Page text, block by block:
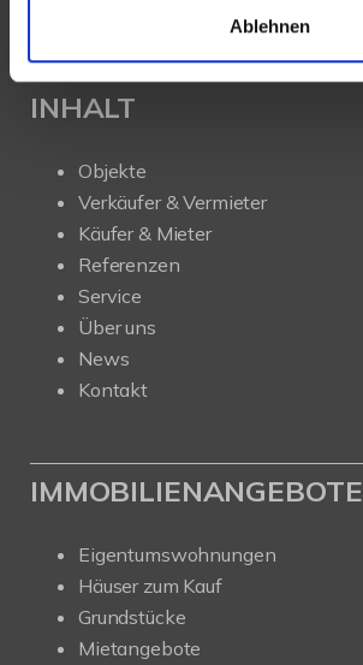
Ablehnen
INHALT
Objekte
Verkäufer & Vermieter
Käufer & Mieter
Referenzen
Service
Über uns
News
Kontakt
IMMOBILIENANGEBOTE
Eigentumswohnungen
Häuser zum Kauf
Grundstücke
Mietangebote